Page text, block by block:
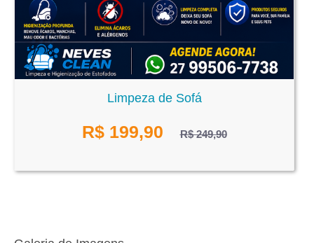
Limpeza de Sofá
R$ 199,90 R$ 249,90